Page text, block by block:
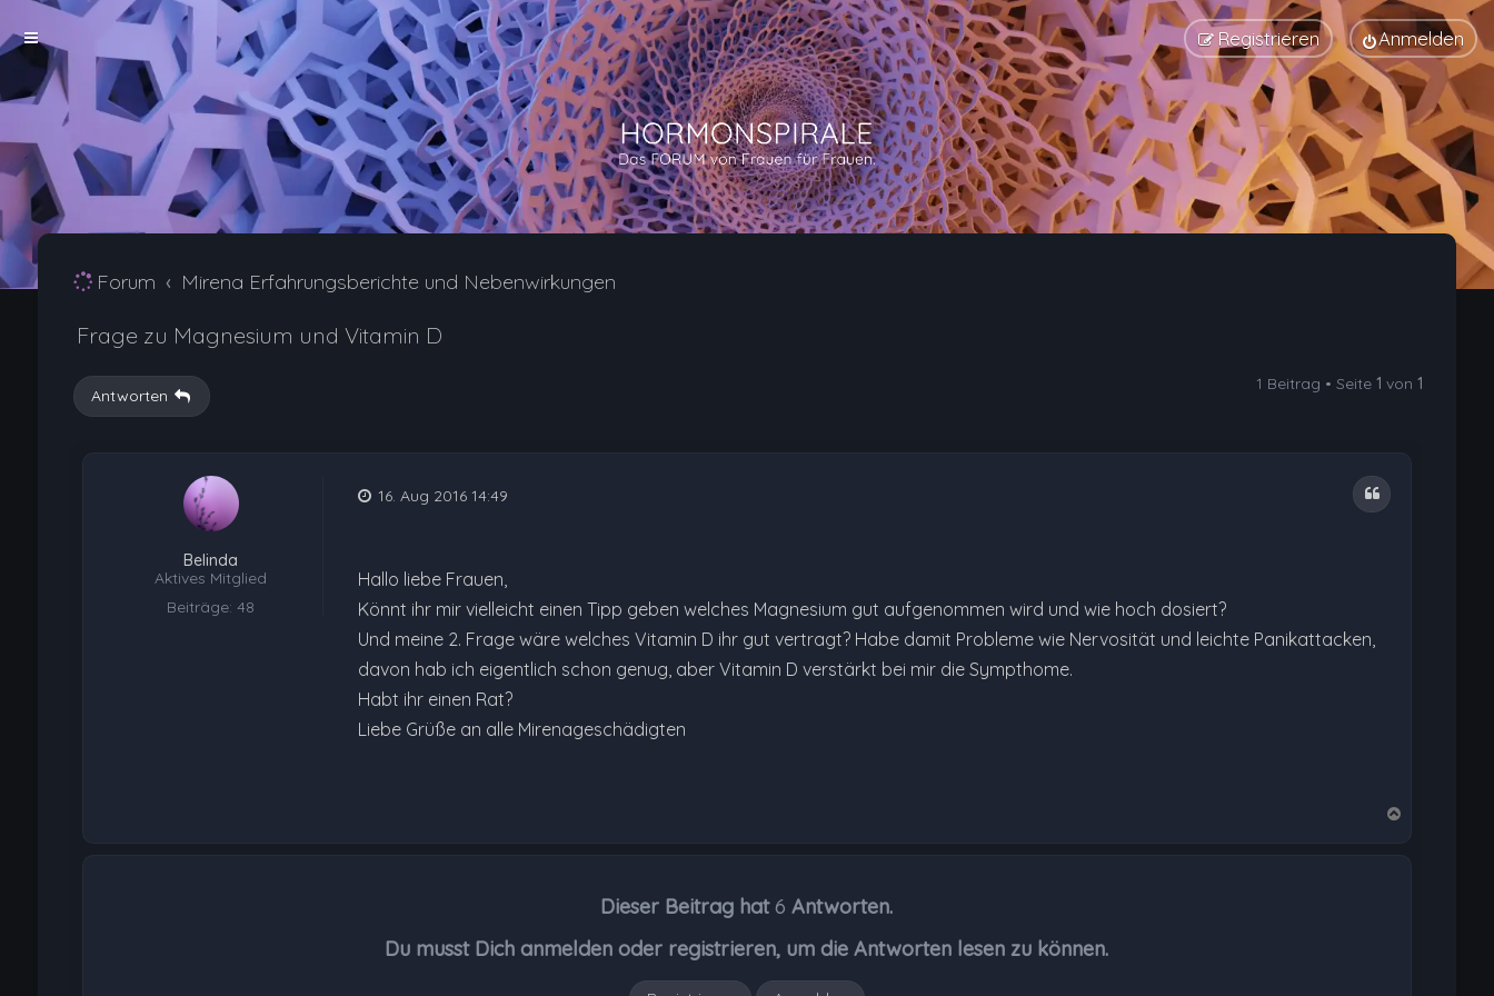
Anmelden
Registrieren
Forum Mirena Erfahrungsberichte und Nebenwirkungen
Frage zu Magnesium und Vitamin D
Antworten
1 Beitrag • Seite1 von1
Belinda
Aktives Mitglied
Beiträge: 48
Zitat
16. Aug 2016 14:49
Hallo liebe Frauen,
Könnt ihr mir vielleicht einen Tipp geben welches Magnesium gut aufgenommen wird und wie hoch dosiert?
Und meine 2. Frage wäre welches Vitamin D ihr gut vertragt? Habe damit Probleme wie Nervosität und leichte Panikattacken,
davon hab ich eigentlich schon genug, aber Vitamin D verstärkt bei mir die Sympthome.
Habt ihr einen Rat?
Liebe Grüße an alle Mirenageschädigten
Dieser Beitrag hat6 Antworten.
Du musst Dich anmelden oder registrieren, um die Antworten lesen zu können.